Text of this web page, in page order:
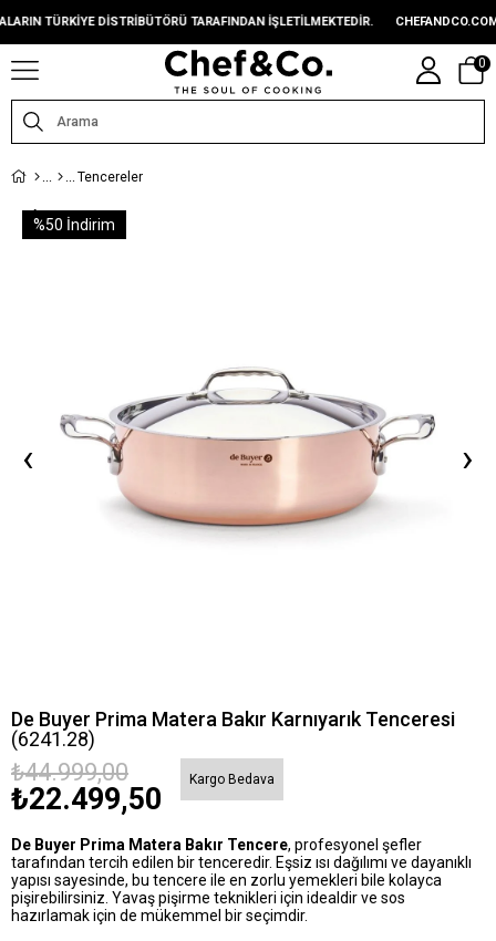
TÜRKIYE DISTRIBÜTÖRÜ TARAFINDAN IŞLETILMEKTEDIR. CHEFANDCO.COM,
0
Tencereler
‹ ›
%50 İndirim
De Buyer Prima Matera Bakır Karnıyarık Tenceresi
(6241.28)
₺44.999,00
₺22.499,50
Kargo Bedava
De Buyer Prima Matera Bakır Tencere, profesyonel şefler
tarafından tercih edilen bir tenceredir. Eşsiz ısı dağılımı ve dayanıklı
yapısı sayesinde, bu tencere ile en zorlu yemekleri bile kolayca
pişirebilirsiniz. Yavaş pişirme teknikleri için idealdir ve sos
hazırlamak için de mükemmel bir seçimdir.